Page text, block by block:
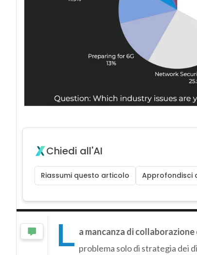
Chiedi all'AI
Riassumi questo articolo Approfondisci
L a mancanza di
problema solo di strategia dei